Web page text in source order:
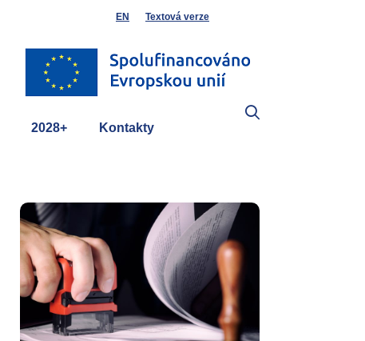
EN Textová verze
2028+ Kontakty